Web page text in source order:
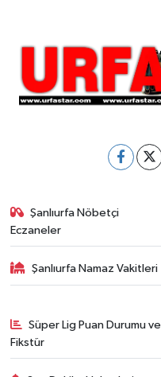
Şanlıurfa Nöbetçi
Eczaneler
Şanlıurfa Namaz Vakitleri
Süper Lig Puan Durumu ve
Fikstür